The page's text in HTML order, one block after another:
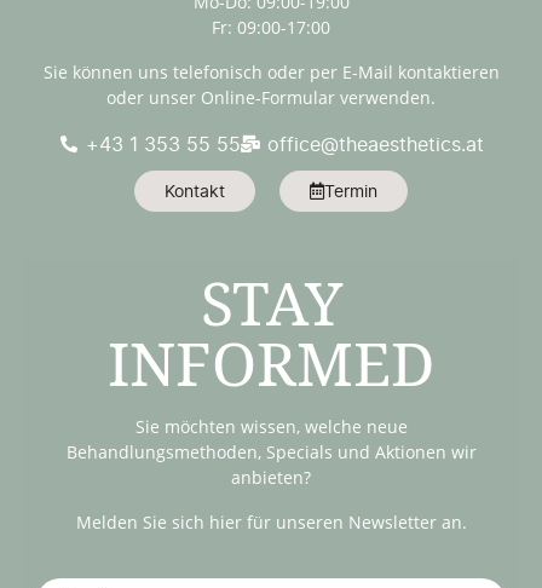
Fr: 09:00-17:00
Sie können uns telefonisch oder per E-Mail kontaktieren
oder unser Online-Formular verwenden.
+43 1 353 55 55 office@theaesthetics.at
Kontakt Termin
STAY
INFORMED
Sie möchten wissen, welche neue
Behandlungsmethoden, Specials und Aktionen wir
anbieten?
Melden Sie sich hier für unseren Newsletter an.